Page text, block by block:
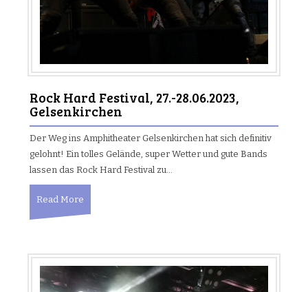
Rock Hard Festival, 27.-28.06.2023,
Gelsenkirchen
Der Weg ins Amphitheater Gelsenkirchen hat sich definitiv
gelohnt! Ein tolles Gelände, super Wetter und gute Bands
lassen das Rock Hard Festival zu…
Read More